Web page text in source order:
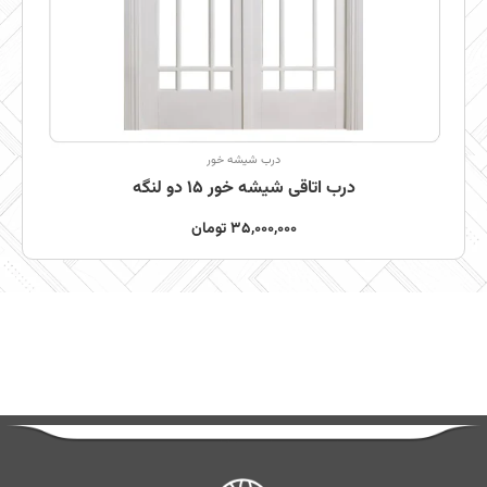
درب شیشه خور
درب اتاقی شیشه خور 15 دو لنگه
35,000,000 تومان